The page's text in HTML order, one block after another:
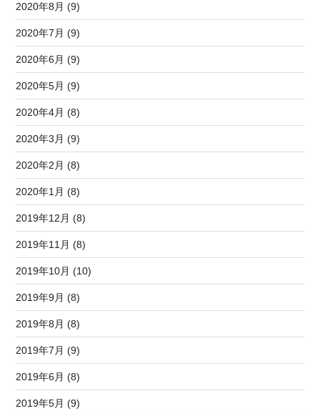
2020年8月 (9)
2020年7月 (9)
2020年6月 (9)
2020年5月 (9)
2020年4月 (8)
2020年3月 (9)
2020年2月 (8)
2020年1月 (8)
2019年12月 (8)
2019年11月 (8)
2019年10月 (10)
2019年9月 (8)
2019年8月 (8)
2019年7月 (9)
2019年6月 (8)
2019年5月 (9)